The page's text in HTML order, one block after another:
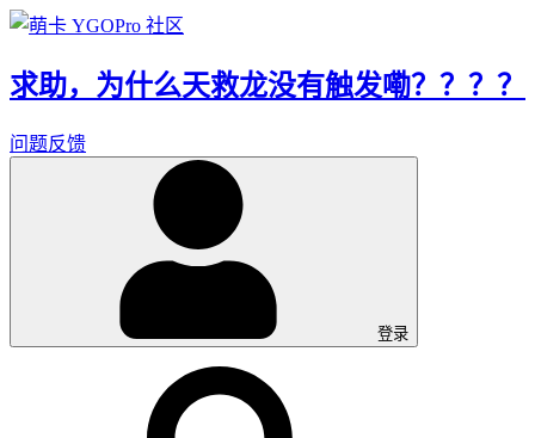
求助，为什么天救龙没有触发嘞？？？？
问题反馈
登录